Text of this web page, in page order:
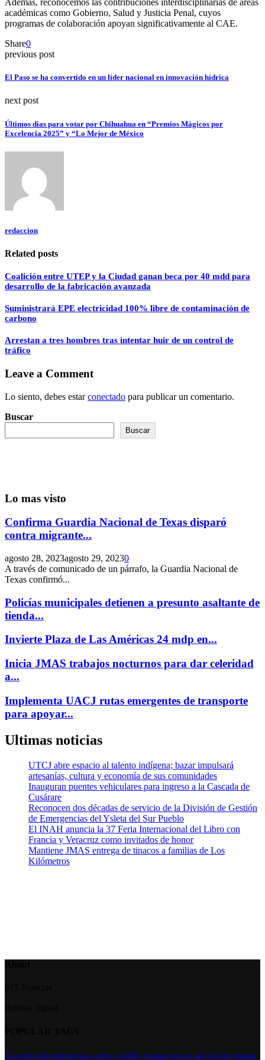
Además, reconocemos las contribuciones interdisciplinarias de áreas
académicas como Gobierno, Salud y Justicia Penal, cuyos
programas de colaboración apoyan significativamente al CAE.
Share0
previous post
El Paso se ha convertido en un líder nacional en innovación hídrica
next post
Últimos días para votar por Chihuahua en “Premios Mágicos por
Excelencia 2025” y “Lo Mejor de México
redaccion
Related posts
Coalición entre UTEP y la Ciudad ganan beca por 40 mdd para
desarrollo de la fabricación avanzada
Suministrará EPE electricidad 100% libre de contaminación de
carbono
Arrestan a tres hombres tras intentar huir de un control de
tráfico
Leave a Comment
Lo siento, debes estarconectado para publicar un comentario.
Buscar
Buscar
Lo mas visto
Confirma Guardia Nacional de Texas disparó
contra migrante...
agosto 28, 2023agosto 29, 20230
A través de comunicado de un párrafo, la Guardia Nacional de
Texas confirmó...
Policías municipales detienen a presunto asaltante de
tienda...
Invierte Plaza de Las Américas 24 mdp en...
Inicia JMAS trabajos nocturnos para dar celeridad
a...
Implementa UACJ rutas emergentes de transporte
para apoyar...
Ultimas noticias
UTCJ abre espacio al talento indígena; bazar impulsará
artesanías, cultura y economía de sus comunidades
Inauguran puentes vehiculares para ingreso a la Cascada de
Cusárare
Reconocen dos décadas de servicio de la División de Gestión
de Emergencias del Ysleta del Sur Pueblo
El INAH anuncia la 37 Feria Internacional del Libro con
Francia y Veracruz como invitados de honor
Mantiene JMAS entrega de tinacos a familias de Los
Kilómetros
Alistan elección de desempate para la alcalde y regidurias Anuncian cierres por Labor Day barrio chamizal